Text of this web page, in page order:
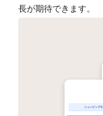
長が期待できます。